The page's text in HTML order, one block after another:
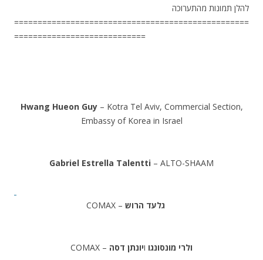
להלן תמונות מהתערוכה
==================================================
============================
Hwang Hueon Guy– Kotra Tel Aviv, Commercial Section,
Embassy of Korea in Israel
Gabriel Estrella Talentti – ALTO-SHAAM
גלעד הרוש – COMAX
ולרי מונסונגו ויונתן דסה – COMAX